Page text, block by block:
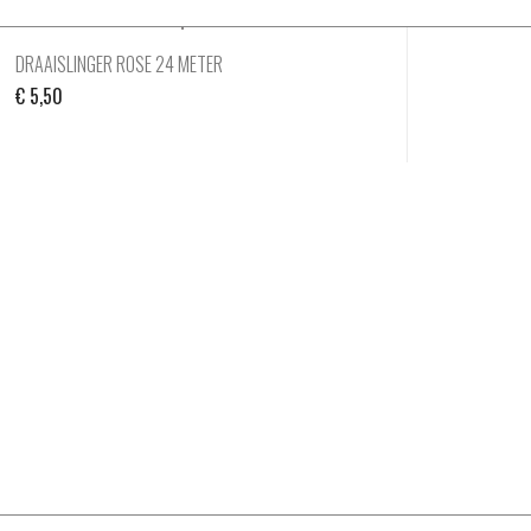
DRAAISLINGER ROSE 24 METER
€ 5,50